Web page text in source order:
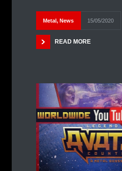
Metal, News 15/05/2020
READ MORE